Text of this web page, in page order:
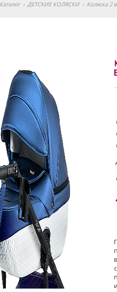
Каталог › ДЕТСКИЕ КОЛЯСКИ › Коляска 2